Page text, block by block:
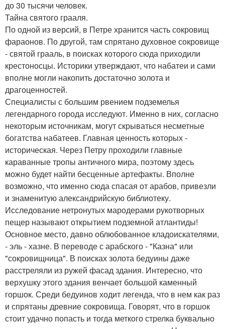
до 30 тысячи человек.
Тайна святого грааля.
По одной из версий, в Петре хранится часть сокровищ
фараонов. По другой, там спрятано духовное сокровище
- святой грааль, в поисках которого сюда приходили
крестоносцы. Историки утверждают, что набатеи и сами
вполне могли накопить достаточно золота и
драгоценностей.
Специалисты с большим рвением подземелья
легендарного города исследуют. Именно в них, согласно
некоторым источникам, могут скрываться несметные
богатства набатеев. Главная ценность которых -
историческая. Через Петру проходили главные
караванные тропы античного мира, поэтому здесь
можно будет найти бесценные артефакты. Вполне
возможно, что именно сюда спасая от арабов, привезли
и знаменитую александрийскую библиотеку.
Исследование нетронутых мародерами рукотворных
пещер называют открытием подземной атлантиды!
Основное место, давно облюбованное кладоискателями,
- эль - хазне. В переводе с арабского - "Казна" или
"сокровищница". В поисках золота бедуины даже
расстреляли из ружей фасад здания. Интересно, что
верхушку этого здания венчает большой каменный
горшок. Среди бедуинов ходит легенда, что в нем как раз
и спрятаны древние сокровища. Говорят, что в горшок
стоит удачно попасть и тогда меткого стрелка буквально